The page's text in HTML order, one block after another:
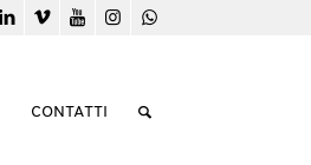
CONTATTI